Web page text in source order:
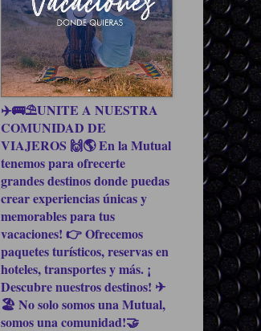
✈️🚌⛱UNITE A NUESTRA
COMUNIDAD DE
VIAJEROS 🙌🌎 En la Mutual
tenemos para ofrecerte
grandes destinos donde puedas
crear experiencias únicas y
memorables para tus
vacaciones! 👉 Ofrecemos
paquetes turísticos, reservas en
hoteles, transportes y más. ¡
Descubre nuestros destinos! ✈
🏖 No solo somos una Mutual,
somos una comunidad!🤝